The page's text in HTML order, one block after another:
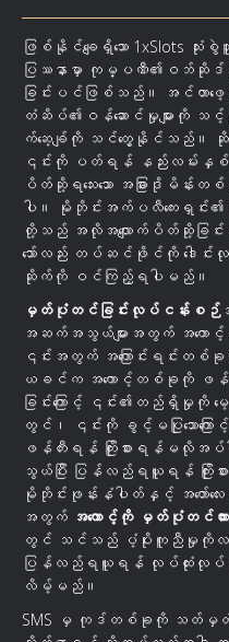
ဖြစ်နိုင်ချေရှိသော 1xSlots သုံ
ပြဿနာမှာ ကုမ္ပဏီ၏ဝဘ်ဆိုဒ်
ခြင်းပင်ဖြစ်သည်။ အင်တာဖ
တံဆိပ်၏ဝန်ဆောင်မှုများကို
က်ဆေ့ခ်ျကို သင်တွေ့နိုင်သည်။ ဆို
၎င်းကို ပတ်ရန် နည်းလမ်းနှ
ပိတ်ဆို့ရသေးသော အခြားဒိုမိ
ပါ။ မိုဘိုင်းအက်ပလီကေးရှင်း
တို့သည် အလိုအလျောက်ပိတ်ဆို့ခြင်း
သော်လည်း တပ်ဆင်ဖိုင်ကို ဒေါ
ဆိုက်ကို ဝင်ကြည့်ရပါမည်။
မှတ်ပုံတင်ခြင်းလုပ်ငန်းစဉ်
အဆက်အသွယ်များအတွက် အကေ
၎င်းအတွက် အကြောင်းရင်း
ယခင်က အကောင့်တစ်ခုကို ဖန်တီး
ခြင်းကြောင့် ၎င်း၏တည်ရှိမှုကို မေ့
တွင်၊ ၎င်းကို ခွင့်မပြုသောကြေ
ဖန်တီးရန် ကြိုးစားရန်မလို
သွယ်ပြီး ပြန်လည်ရယူရန် ကြို
မိုဘိုင်းဖုန်းနံပါတ်နှင့် အတော်လ
အတွက် အကောင့်ကို မှတ်ပုံတင်ထ
တွင် သင်သည် ပံ့ပိုးကူညီမှုကိုလ
ပြန်လည်ရယူရန် လုပ်ထုံးလုပ်န
လိမ့်မည်။
SMS မှ ကုဒ်တစ်ခုကို သတ်မှ